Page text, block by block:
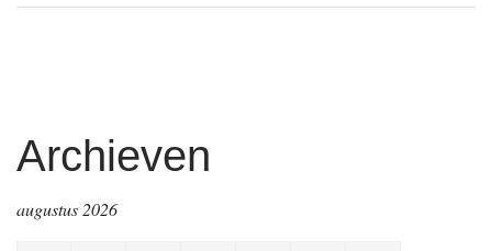
Archieven
augustus 2026